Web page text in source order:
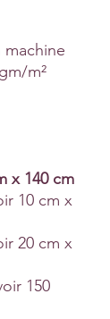
machine
m²
x 140 cm
10 cm x
20 cm x
150